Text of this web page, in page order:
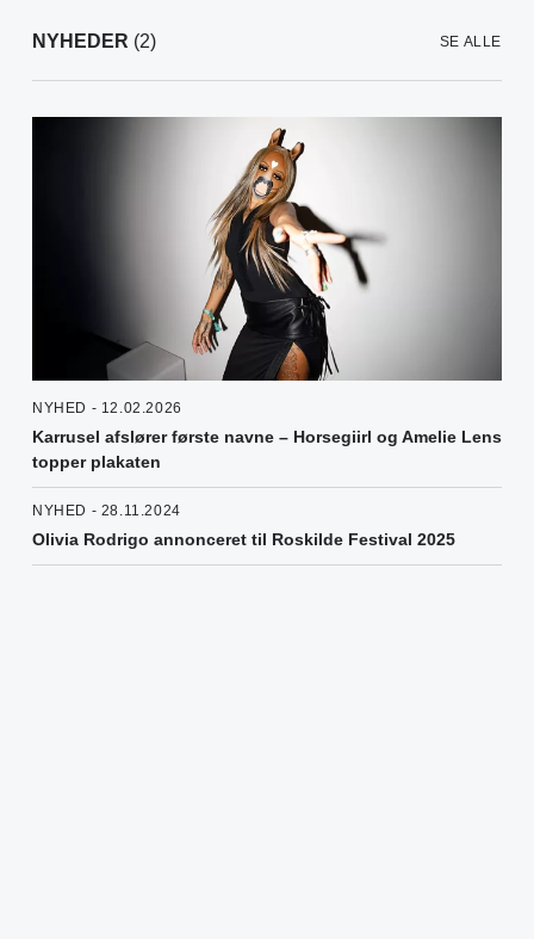
NYHEDER (2) SE ALLE
NYHED - 12.02.2026
Karrusel afslører første navne – Horsegiirl og Amelie Lens
topper plakaten
NYHED - 28.11.2024
Olivia Rodrigo annonceret til Roskilde Festival 2025